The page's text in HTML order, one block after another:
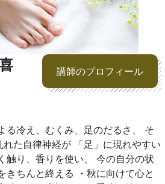
講師のプロフィール
る冷え、むくみ、足のだるさ、 そ
れた自律神経が 「足」に現れやすい
触り、香りを使い、 今の自分の状
きちんと終える ・秋に向けて心と